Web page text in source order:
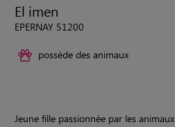
El imen
EPERNAY 51200
possède des animaux
Jeune fille passionnée par les animaux